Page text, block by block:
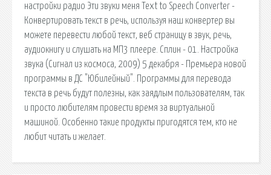
настройки радио Эти звуки меня Text to Speech Converter -
Конвертировать текст в речь, используя наш конвертер вы
можете перевести любой текст, веб страницу в звук, речь,
аудиокнигу и слушать на МП3 плеере. Сплин - 01. Настройка
звука (Сигнал из космоса, 2009) 5 декабря - Премьера новой
программы в ДС "Юбилейный". Программы для перевода
текста в речь будут полезны, как заядлым пользователям, так
и просто любителям провести время за виртуальной
машиной. Особенно такие продукты пригодятся тем, кто не
любит читать и желает.